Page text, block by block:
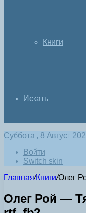
Книги
Искать
Суббота , 8 Август
Войти
Switch skin
Главная/Книги/Олег
Олег Рой —